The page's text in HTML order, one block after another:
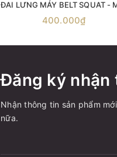
400.000₫
Đăng ký nhận
Nhận thông tin sản phẩm
nữa.